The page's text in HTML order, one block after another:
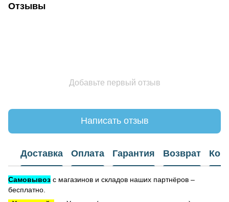
Отзывы
Добавьте первый отзыв
Написать отзыв
Доставка Оплата Гарантия Возврат
Самовывоз с магазинов и складов наших партнёров –
бесплатно.